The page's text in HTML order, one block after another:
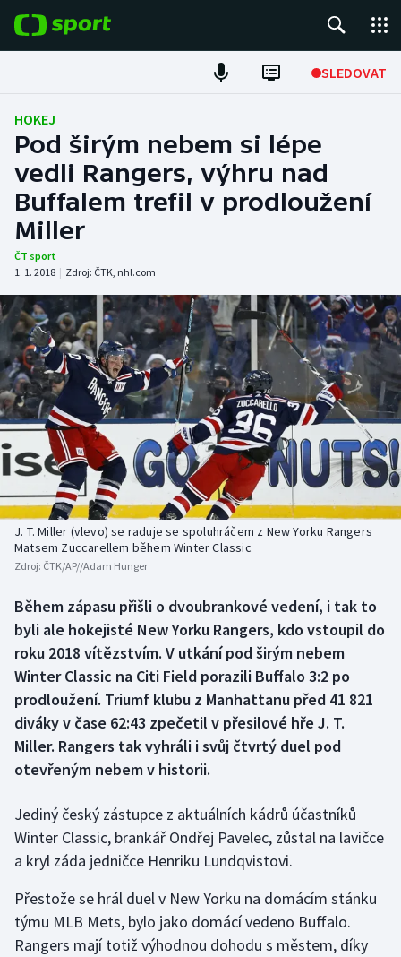
SLEDOVAT
Fotbal
Hokej
Tenis
Atletika
DALŠÍ SPORTY
Americký fotbal
Baseball a softbal
Basketbal
Biatlon
Boby a skeleton
Curling
Dostihy
Florbal
Futsal
Gymnastika
Házená
Jezdectví
NEPŘEHLÉDNĚTE
Soutěže
Historické návraty
Aplikace ČT sport
AZ kvíz
HOKEJ
Pod širým nebem si lépe
vedli Rangers, výhru nad
Buffalem trefil v prodloužení
Miller
ČT sport
1. 1. 2018 | Zdroj: ČTK, nhl.com
J. T. Miller (vlevo) se raduje se spoluhráčem z New Yorku Rangers
Matsem Zuccarellem během Winter Classic
Zdroj: ČTK/AP//Adam Hunger
Během zápasu přišli o dvoubrankové vedení, i tak to
byli ale hokejisté New Yorku Rangers, kdo vstoupil do
roku 2018 vítězstvím. V utkání pod širým nebem
Winter Classic na Citi Field porazili Buffalo 3:2 po
prodloužení. Triumf klubu z Manhattanu před 41 821
diváky v čase 62:43 zpečetil v přesilové hře J. T.
Miller. Rangers tak vyhráli i svůj čtvrtý duel pod
otevřeným nebem v historii.
Jediný český zástupce z aktuálních kádrů účastníků
Winter Classic, brankář Ondřej Pavelec, zůstal na lavičce
a kryl záda jedničce Henriku Lundqvistovi.
Přestože se hrál duel v New Yorku na domácím stánku
týmu MLB Mets, bylo jako domácí vedeno Buffalo.
Rangers mají totiž výhodnou dohodu s městem, díky